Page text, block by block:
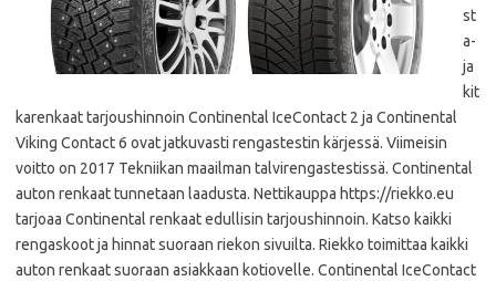
st
a-
ja
kit
karenkaat tarjoushinnoin Continental IceContact 2 ja Continental
Viking Contact 6 ovat jatkuvasti rengastestin kärjessä. Viimeisin
voitto on 2017 Tekniikan maailman talvirengastestissä. Continental
auton renkaat tunnetaan laadusta. Nettikauppa https://riekko.eu
tarjoaa Continental renkaat edullisin tarjoushinnoin. Katso kaikki
rengaskoot ja hinnat suoraan riekon sivuilta. Riekko toimittaa kaikki
auton renkaat suoraan asiakkaan kotiovelle. Continental IceContact